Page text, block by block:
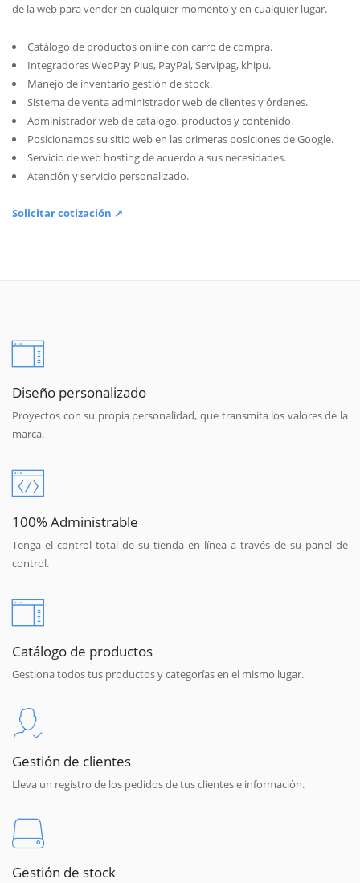
de la web para vender en cualquier momento y en cualquier lugar.
Catálogo de productos online con carro de compra.
Integradores WebPay Plus, PayPal, Servipag, khipu.
Manejo de inventario gestión de stock.
Sistema de venta administrador web de clientes y órdenes.
Administrador web de catálogo, productos y contenido.
Posicionamos su sitio web en las primeras posiciones de Google.
Servicio de web hosting de acuerdo a sus necesidades.
Atención y servicio personalizado.
Solicitar cotización ↗
Diseño personalizado
Proyectos con su propia personalidad, que transmita los valores de la
marca.
100% Administrable
Tenga el control total de su tienda en línea a través de su panel de
control.
Catálogo de productos
Gestiona todos tus productos y categorías en el mismo lugar.
Gestión de clientes
Lleva un registro de los pedidos de tus clientes e información.
Gestión de stock